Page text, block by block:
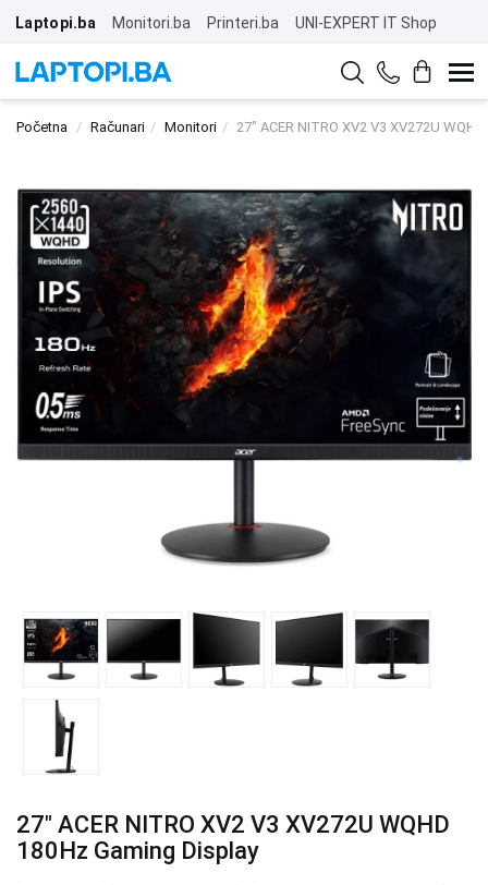
Laptopi.ba Monitori.ba Printeri.ba UNI-EXPERT IT Shop
Početna Računari Monitori 27" ACER NITRO XV2 V3 XV272U
27" ACER NITRO XV2 V3 XV272U WQHD
180Hz Gaming Display